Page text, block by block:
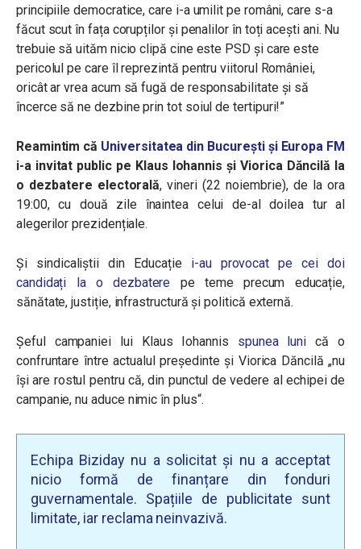
principiile democratice, care i-a umilit pe români, care s-a
făcut scut în fața corupților și penalilor în toți acești ani. Nu
trebuie să uităm nicio clipă cine este PSD și care este
pericolul pe care îl reprezintă pentru viitorul României,
oricât ar vrea acum să fugă de responsabilitate și să
încerce să ne dezbine prin tot soiul de tertipuri!”
Reamintim că Universitatea din București și Europa FM
i-a invitat public pe Klaus Iohannis și Viorica Dăncilă la
o dezbatere electorală, vineri (22 noiembrie), de la ora
19:00, cu două zile înaintea celui de-al doilea tur al
alegerilor prezidențiale.
Și sindicaliștii din Educație i-au provocat pe cei doi
candidați la o dezbatere pe teme precum educație,
sănătate, justiție, infrastructură și politică externă.
Șeful campaniei lui Klaus Iohannis spunea luni că o
confruntare între actualul președinte și Viorica Dăncilă „nu
își are rostul pentru că, din punctul de vedere al echipei de
campanie, nu aduce nimic în plus“.
Echipa Biziday nu a solicitat și nu a acceptat
nicio formă de finanțare din fonduri
guvernamentale. Spațiile de publicitate sunt
limitate, iar reclama neinvazivă.